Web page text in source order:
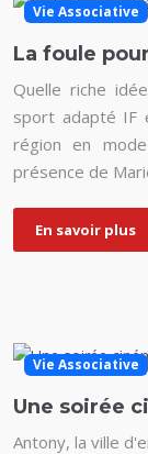
Vie Associative
La foule
Quelle riche
sport adapté IF
région en
présence de
En savoir plus
Vie Associative
Une soirée
Antony, la ville